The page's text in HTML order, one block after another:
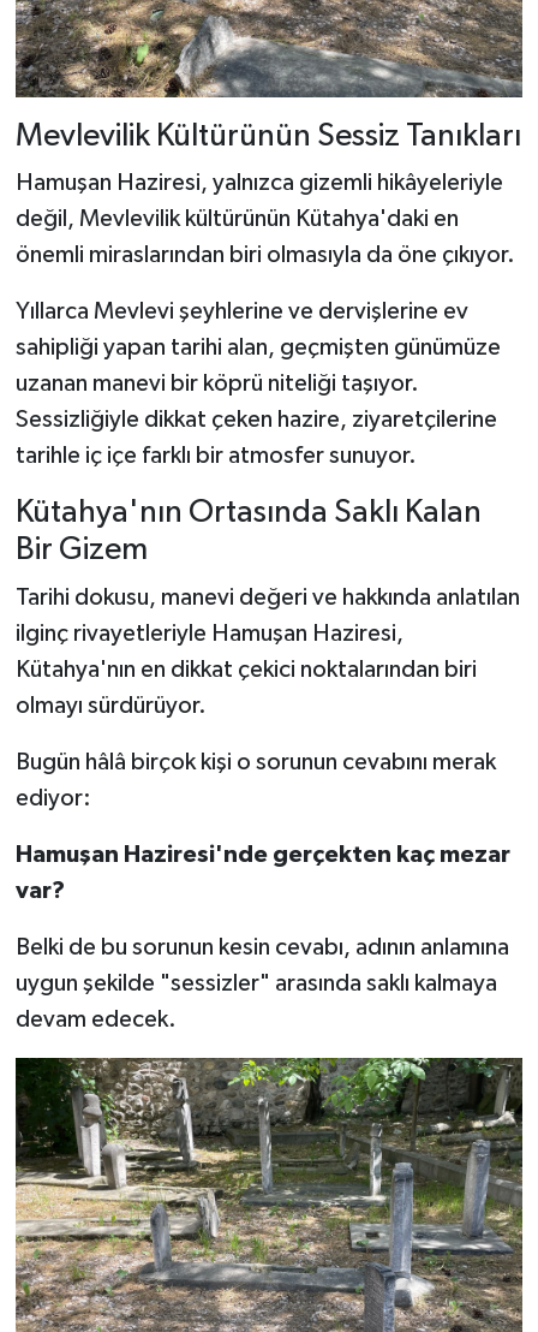
Mevlevilik Kültürünün Sessiz Tanıkları
Hamuşan Haziresi, yalnızca gizemli hikâyeleriyle
değil, Mevlevilik kültürünün Kütahya'daki en
önemli miraslarından biri olmasıyla da öne çıkıyor.
Yıllarca Mevlevi şeyhlerine ve dervişlerine ev
sahipliği yapan tarihi alan, geçmişten günümüze
uzanan manevi bir köprü niteliği taşıyor.
Sessizliğiyle dikkat çeken hazire, ziyaretçilerine
tarihle iç içe farklı bir atmosfer sunuyor.
Kütahya'nın Ortasında Saklı Kalan
Bir Gizem
Tarihi dokusu, manevi değeri ve hakkında anlatılan
ilginç rivayetleriyle Hamuşan Haziresi,
Kütahya'nın en dikkat çekici noktalarından biri
olmayı sürdürüyor.
Bugün hâlâ birçok kişi o sorunun cevabını merak
ediyor:
Hamuşan Haziresi'nde gerçekten kaç mezar
var?
Belki de bu sorunun kesin cevabı, adının anlamına
uygun şekilde "sessizler" arasında saklı kalmaya
devam edecek.